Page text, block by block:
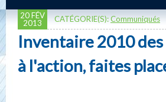
20 FÉV
2013
CATÉGORIE(S):Communiqués
Inventaire 2010 des
à l'action, faites